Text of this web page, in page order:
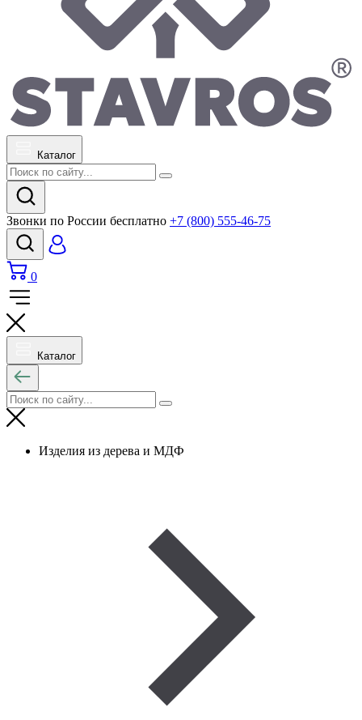
Каталог
Звонки по России бесплатно +7 (800) 555-46-75
0
Каталог
Изделия из дерева и МДФ